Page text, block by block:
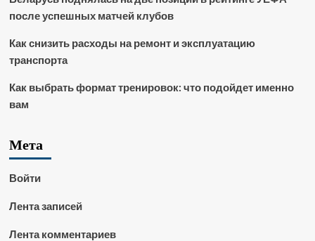
после успешных матчей клубов
Как снизить расходы на ремонт и эксплуатацию
транспорта
Как выбрать формат тренировок: что подойдет именно
вам
Мета
Войти
Лента записей
Лента комментариев